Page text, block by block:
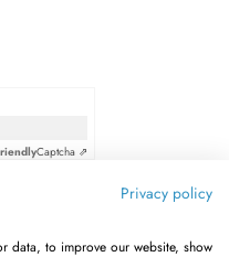
Captcha ⇗
Privacy policy
data, to improve our website, show